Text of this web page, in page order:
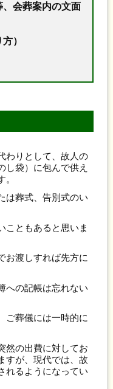
会葬案内の文面
）
わりとして、故人の
し袋）に包んで供え
。
は葬式、告別式のい
こともあると思いま
お渡しすれば先方に
への記帳は忘れない
ご葬儀には一時的に
然の出費に対してお
すが、現代では、故
れるようになってい